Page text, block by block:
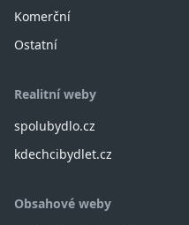
Komerční
Ostatní
Realitní weby
spolubydlo.cz
kdechcibydlet.cz
Obsahové weby